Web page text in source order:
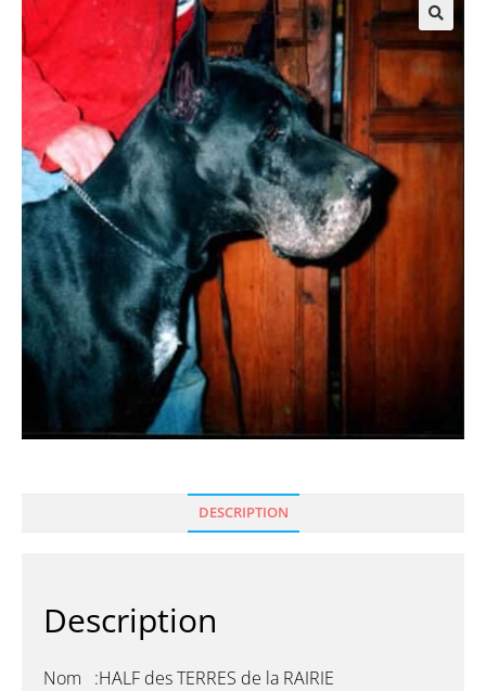
🔍
DESCRIPTION
Description
Nom :HALF des TERRES de la RAIRIE